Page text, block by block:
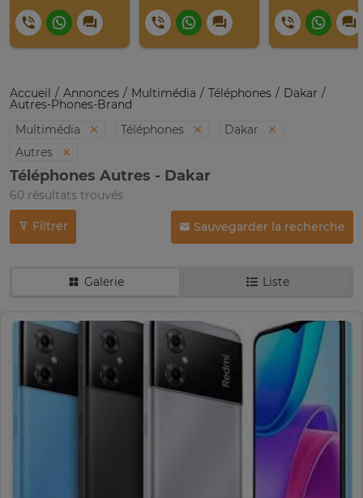
Accueil Annonces Multimédia Téléphones Dakar
Autres-Phones-Brand
Multimédia
Téléphones
Dakar
Autres
Téléphones Autres - Dakar
60 résultats trouvés
Filtrer Sauvegarder la recherche
Galerie Liste